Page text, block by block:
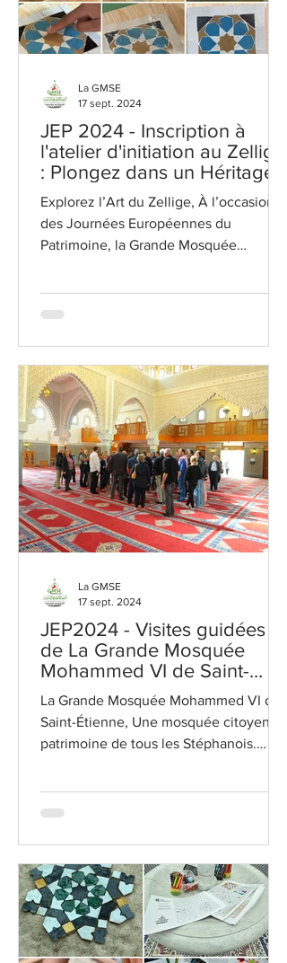
JEP 2024 - Inscription à
l'atelier d'initiation au Zellige
: Plongez dans un Héritage
Artisanal Millénaire
Explorez l’Art du Zellige, À l’occasion
des Journées Européennes du
Patrimoine, la Grande Mosquée
La GMSE
17 sept. 2024
JEP2024 - Visites guidées
de La Grande Mosquée
Mohammed VI de Saint-
Etienne
La Grande Mosquée Mohammed VI de
Saint-Étienne, Une mosquée citoyenne,
patrimoine de tous les Stéphanois.
La GMSE
17 sept. 2024